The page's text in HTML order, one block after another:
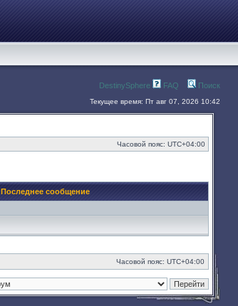
DestinySphere FAQ Поиск
Текущее время: Пт авг 07, 2026 10:42
Часовой пояс: UTC+04:00
Последнее сообщение
Часовой пояс: UTC+04:00